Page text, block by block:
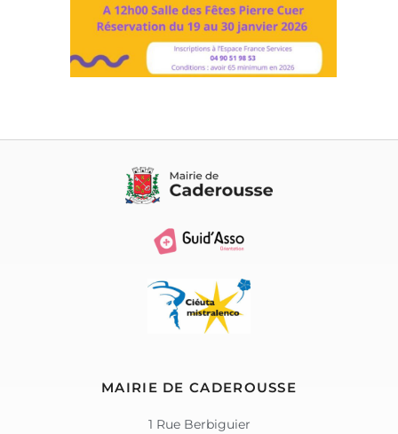
MAIRIE DE CADEROUSSE
1 Rue Berbiguier